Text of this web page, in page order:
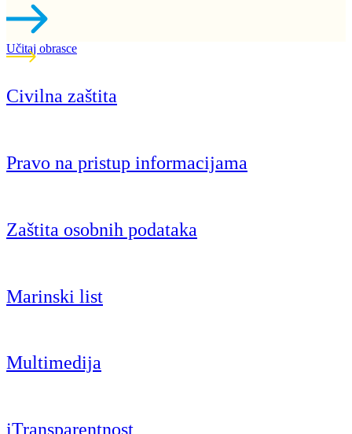
Učitaj obrasce
Civilna zaštita
Pravo na pristup informacijama
Zaštita osobnih podataka
Marinski list
Multimedija
iTransparentnost